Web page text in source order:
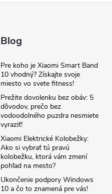
Blog
Pre koho je Xiaomi Smart Band
10 vhodný? Získajte svoje
miesto vo svete fitness!
Prežite dovolenku bez obáv: 5
dôvodov, prečo bez
vodoodolného puzdra nesmiete
vyraziť!
Xiaomi Elektrické Kolobežky:
Ako si vybrať tú pravú
kolobežku, ktorá vám zmení
pohľad na mesto?
Ukončenie podpory Windows
10 a čo to znamená pre vás!